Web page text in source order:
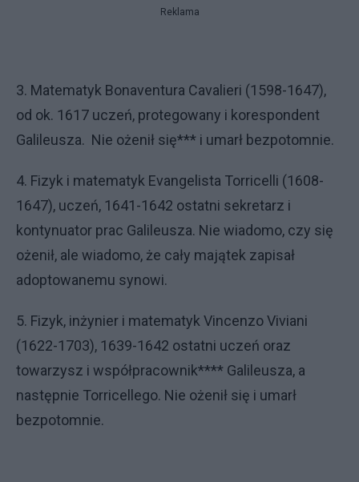
Reklama
3. Matematyk Bonaventura Cavalieri (1598-1647),
od ok. 1617 uczeń, protegowany i korespondent
Galileusza. Nie ożenił się*** i umarł bezpotomnie.
4. Fizyk i matematyk Evangelista Torricelli (1608-
1647), uczeń, 1641-1642 ostatni sekretarz i
kontynuator prac Galileusza. Nie wiadomo, czy się
ożenił, ale wiadomo, że cały majątek zapisał
adoptowanemu synowi.
5. Fizyk, inżynier i matematyk Vincenzo Viviani
(1622-1703), 1639-1642 ostatni uczeń oraz
towarzysz i współpracownik**** Galileusza, a
następnie Torricellego. Nie ożenił się i umarł
bezpotomnie.